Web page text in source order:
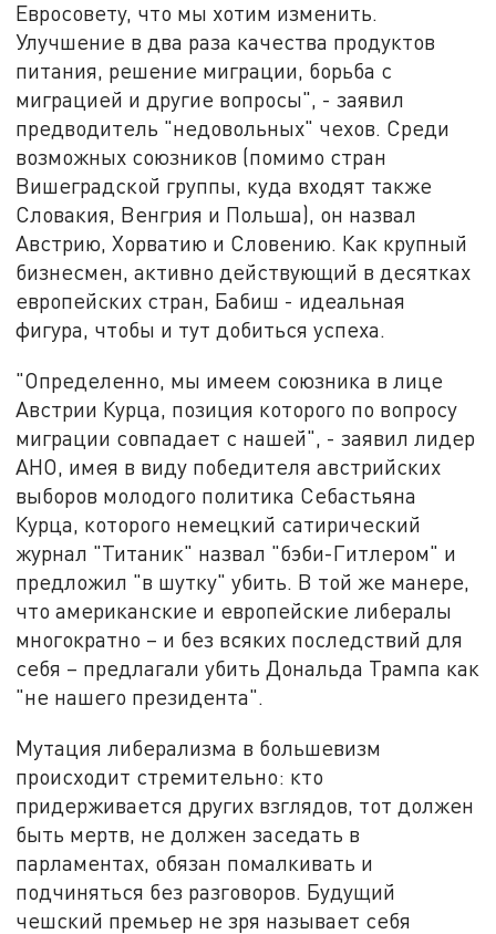
Евросовету, что мы хотим изменить.
Улучшение в два раза качества продуктов
питания, решение миграции, борьба с
миграцией и другие вопросы", - заявил
предводитель "недовольных" чехов. Среди
возможных союзников (помимо стран
Вишеградской группы, куда входят также
Словакия, Венгрия и Польша), он назвал
Австрию, Хорватию и Словению. Как крупный
бизнесмен, активно действующий в десятках
европейских стран, Бабиш - идеальная
фигура, чтобы и тут добиться успеха.
"Определенно, мы имеем союзника в лице
Австрии Курца, позиция которого по вопросу
миграции совпадает с нашей", - заявил лидер
АНО, имея в виду победителя австрийских
выборов молодого политика Себастьяна
Курца, которого немецкий сатирический
журнал "Титаник" назвал "бэби-Гитлером" и
предложил "в шутку" убить. В той же манере,
что американские и европейские либералы
многократно – и без всяких последствий для
себя – предлагали убить Дональда Трампа как
"не нашего президента".
Мутация либерализма в большевизм
происходит стремительно: кто
придерживается других взглядов, тот должен
быть мертв, не должен заседать в
парламентах, обязан помалкивать и
подчиняться без разговоров. Будущий
чешский премьер не зря называет себя